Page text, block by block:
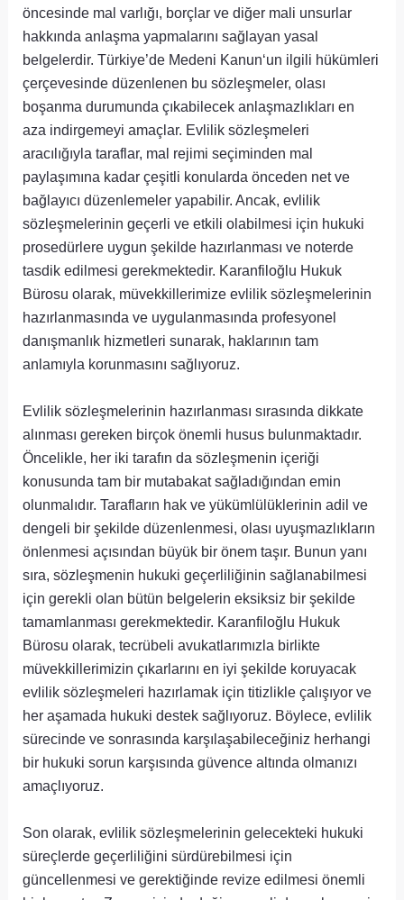
öncesinde mal varlığı, borçlar ve diğer mali unsurlar
hakkında anlaşma yapmalarını sağlayan yasal
belgelerdir. Türkiye’de Medeni Kanun‘un ilgili hükümleri
çerçevesinde düzenlenen bu sözleşmeler, olası
boşanma durumunda çıkabilecek anlaşmazlıkları en
aza indirgemeyi amaçlar. Evlilik sözleşmeleri
aracılığıyla taraflar, mal rejimi seçiminden mal
paylaşımına kadar çeşitli konularda önceden net ve
bağlayıcı düzenlemeler yapabilir. Ancak, evlilik
sözleşmelerinin geçerli ve etkili olabilmesi için hukuki
prosedürlere uygun şekilde hazırlanması ve noterde
tasdik edilmesi gerekmektedir. Karanfiloğlu Hukuk
Bürosu olarak, müvekkillerimize evlilik sözleşmelerinin
hazırlanmasında ve uygulanmasında profesyonel
danışmanlık hizmetleri sunarak, haklarının tam
anlamıyla korunmasını sağlıyoruz.
Evlilik sözleşmelerinin hazırlanması sırasında dikkate
alınması gereken birçok önemli husus bulunmaktadır.
Öncelikle, her iki tarafın da sözleşmenin içeriği
konusunda tam bir mutabakat sağladığından emin
olunmalıdır. Tarafların hak ve yükümlülüklerinin adil ve
dengeli bir şekilde düzenlenmesi, olası uyuşmazlıkların
önlenmesi açısından büyük bir önem taşır. Bunun yanı
sıra, sözleşmenin hukuki geçerliliğinin sağlanabilmesi
için gerekli olan bütün belgelerin eksiksiz bir şekilde
tamamlanması gerekmektedir. Karanfiloğlu Hukuk
Bürosu olarak, tecrübeli avukatlarımızla birlikte
müvekkillerimizin çıkarlarını en iyi şekilde koruyacak
evlilik sözleşmeleri hazırlamak için titizlikle çalışıyor ve
her aşamada hukuki destek sağlıyoruz. Böylece, evlilik
sürecinde ve sonrasında karşılaşabileceğiniz herhangi
bir hukuki sorun karşısında güvence altında olmanızı
amaçlıyoruz.
Son olarak, evlilik sözleşmelerinin gelecekteki hukuki
süreçlerde geçerliliğini sürdürebilmesi için
güncellenmesi ve gerektiğinde revize edilmesi önemli